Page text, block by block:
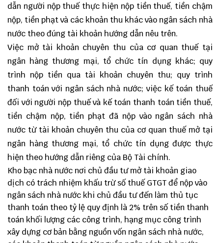
dẫn người nộp thuế thực hiện nộp tiền thuế, tiền chậm
nộp, tiền phạt và các khoản thu khác vào ngân sách nhà
nước theo đúng tài khoản hướng dẫn nêu trên.
Việc mở tài khoản chuyên thu của cơ quan thuế tại
ngân hàng thương mại, tổ chức tín dụng khác; quy
trình nộp tiền qua tài khoản chuyên thu; quy trình
thanh toán với ngân sách nhà nước; việc kế toán thuế
đối với người nộp thuế và kế toán thanh toán tiền thuế,
tiền chậm nộp, tiền phạt đã nộp vào ngân sách nhà
nước từ tài khoản chuyên thu của cơ quan thuế mở tại
ngân hàng thương mại, tổ chức tín dụng được thực
hiện theo hướng dẫn riêng của Bộ Tài chính.
Kho bạc nhà nước nơi chủ đầu tư mở tài khoản giao
dịch có trách nhiệm khấu trừ số thuế GTGT để nộp vào
ngân sách nhà nước khi chủ đầu tư đến làm thủ tục
thanh toán theo tỷ lệ quy định là 2% trên số tiền thanh
toán khối lượng các công trình, hạng mục công trình
xây dựng cơ bản bằng nguồn vốn ngân sách nhà nước,